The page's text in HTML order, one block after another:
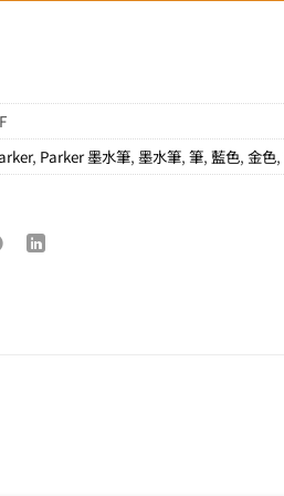
, Parker 墨水筆,墨水筆,筆,藍色,金色,